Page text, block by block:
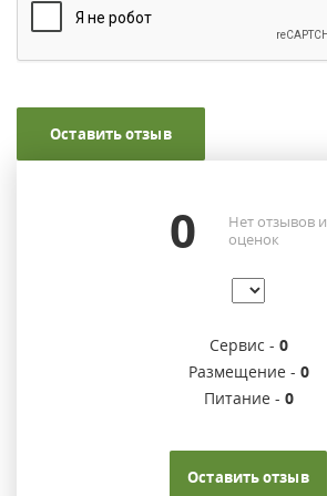
Оставить отзыв
0
Нет отзывов и
оценок
Сервис - 0
Размещение - 0
Питание - 0
Оставить отзыв